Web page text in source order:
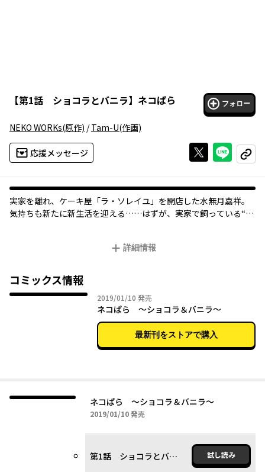
【第1話 ショコラとバニラ】 ネコぱら フォロー
NEKO WORKs(原作) /Tam-U(作画)
応援メッセージ Xで投稿する
ライン
コピー
実家を離れ、ケーキ屋「ラ・ソレイユ」を開店した水無月嘉祥。
気持ちも新たに新生活を迎える……はずが、実家で飼っている“ネ
詳細情報
コミックス情報
2019/01/10 2019年01月10日
発売
ネコぱら ～ショコラ＆バニラ～
最新刊をストアで購入
ネコぱら ～ショコラ＆バニラ～
2019/01/102019年01月10日
発売
第1話 ショコラとバニラ 試し読み